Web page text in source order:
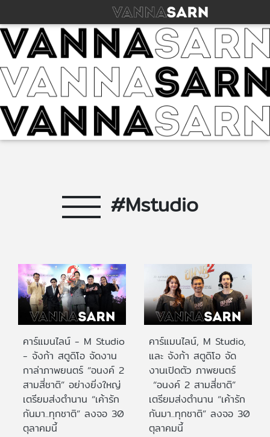
#Mstudio
คาร์แมนไลน์ - M Studio
- จังก้า สตูดิโอ จัดงาน
กาล่าภาพยนตร์ “อนงค์ 2
สามสี่ชาติ” อย่างยิ่งใหญ่
เตรียมส่งตำนาน “เค้ารัก
กันมา..ทุกชาติ” ลงจอ 30
ตุลาคมนี้
คาร์แมนไลน์, M Studio,
และ จังก้า สตูดิโอ จัด
งานเปิดตัว ภาพยนตร์
“อนงค์ 2 สามสี่ชาติ”
เตรียมส่งตำนาน “เค้ารัก
กันมา..ทุกชาติ” ลงจอ 30
ตุลาคมนี้